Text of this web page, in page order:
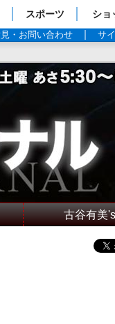
スポーツ ショ
・お問い合わせ サ
古谷有美's